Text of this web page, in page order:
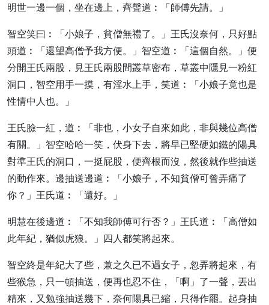
明世一邊一個，坐在邊上，齊聲道︰「師傅先請。」
智空笑曰︰「小娘子，貧僧無禮了。」王氏沒奈何，只好點
頭道︰「還望高僧予我方便。」智空道︰「這個自然。」便
分開王氏兩股，見王氏兩股間叢草密布，草叢中隱見一粉紅
洞口，智空用手一摸，有淫水上手，笑道︰「小娘子竟也是
性情中人也。」
王氏臉一紅，道︰「非也，小女子自來如此，非與幾位高僧
有關。」智空哈哈一笑，伏身下去，將早已堅硬如鐵的陽具
對準王氏的洞口，一挺屁股，便齊根而沒，然後就作些抽送
的動作來。邊抽送邊道︰「小娘子，不知貧僧可曾弄痛了
你？」王氏道︰「還好。」
明慧在後邊道︰「不知我師傅可行否？」王氏道︰「高僧如
此年紀，猶似虎狼。」四人都笑將起來。
智空終是年紀大了些，兼之久已不遇女子，忽弄將起來，有
些猴急，只一頓抽送，便再也忍不住，「啊」了一聲，丟出
精來，又勉強抽送幾下，奈何陽具已縮，只得作罷。起身抽